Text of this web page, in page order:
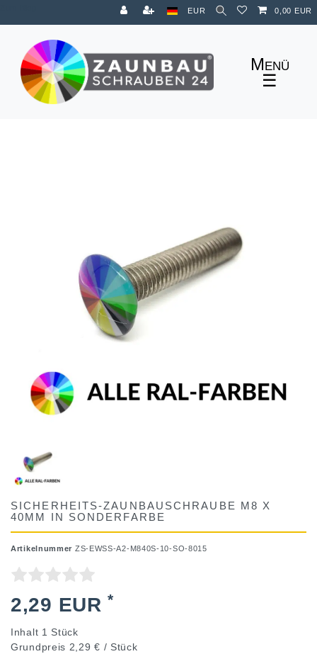
EUR 0,00 EUR
☰
SICHERHEITS-ZAUNBAUSCHRAUBE M8 X
40MM IN SONDERFARBE
Artikelnummer ZS-EWSS-A2-M840S-10-SO-8015
2,29 EUR*
Inhalt 1 Stück
Grundpreis 2,29 € / Stück